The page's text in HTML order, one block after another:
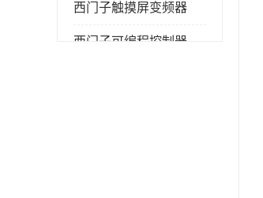
西门子触摸屏变频器
西门子可编程控制器